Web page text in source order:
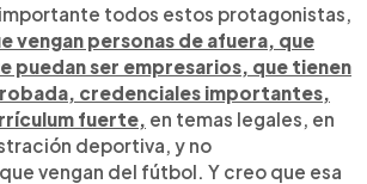
todos estos protagonistas,
vengan personas de afuera, que
puedan ser empresarios, que tienen
credenciales importantes,
fuerte, en temas legales, en
deportiva, y no
vengan del fútbol. Y creo que esa